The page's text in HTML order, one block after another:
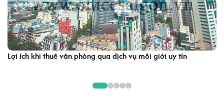
Lợi ích khi thuê văn phòng qua dịch vụ môi giới uy tín